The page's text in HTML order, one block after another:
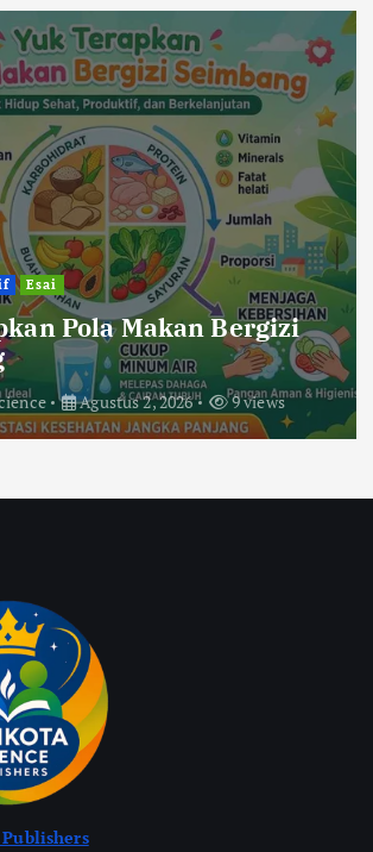
Esai
Pola Makan Bergizi
Agustus 2, 2026 9 views